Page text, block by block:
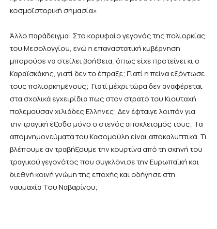
κοσμοϊστορική σημασία»
Άλλο παράδειγμα: Στο κορυφαίο γεγονός της πολιορκίας
του Μεσολογγίου, ενώ η επαναστατική κυβέρνηση
μπορούσε να στείλει βοήθεια, όπως είχε προτείνει κι ο
Καραϊσκάκης, γιατί δεν το έπραξε; Γιατί η πείνα εξόντωσε
τους πολιορκημένους; Γιατί μέχρι τώρα δεν αναφέρεται
στα σχολικά εγχειρίδια πως στον στρατό του Κιουταχή
πολεμούσαν χιλιάδες Ελληνες; Δεν έφταιγε λοιπόν για
την τραγική έξοδο μόνο ο στενός αποκλεισμός τους; Τα
απομνημονεύματα του Κασομούλη είναι αποκαλυπτικά. Τι
βλέπουμε αν τραβήξουμε την κουρτίνα από τη σκηνή του
τραγικού γεγονότος που συγκλόνισε την Ευρωπαϊκή και
διεθνή κοινή γνώμη της εποχής και οδήγησε στη
ναυμαχία Του Ναβαρίνου;